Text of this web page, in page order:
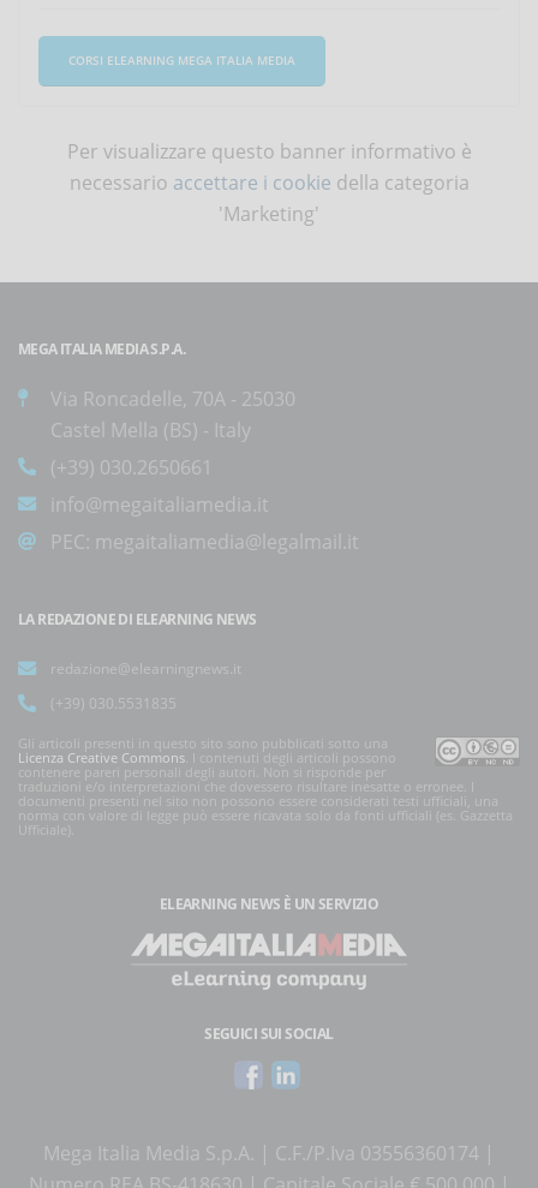
CORSI ELEARNING MEGA ITALIA MEDIA
Per visualizzare questo banner informativo è
necessario accettare i cookie della categoria
'Marketing'
MEGA ITALIA MEDIA S.P.A.
Via Roncadelle, 70A - 25030
Castel Mella (BS) - Italy
(+39) 030.2650661
info@megaitaliamedia.it
PEC: megaitaliamedia@legalmail.it
LA REDAZIONE DI ELEARNING NEWS
redazione@elearningnews.it
(+39) 030.5531835
Gli articoli presenti in questo sito sono pubblicati sotto una
Licenza Creative Commons. I contenuti degli articoli possono
contenere pareri personali degli autori. Non si risponde per
traduzioni e/o interpretazioni che dovessero risultare inesatte o erronee. I
documenti presenti nel sito non possono essere considerati testi ufficiali, una
norma con valore di legge può essere ricavata solo da fonti ufficiali (es. Gazzetta
Ufficiale).
ELEARNING NEWS È UN SERVIZIO
SEGUICI SUI SOCIAL
Mega Italia Media S.p.A. | C.F./P.Iva 03556360174 |